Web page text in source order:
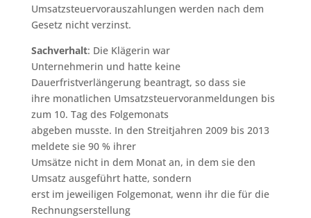
Umsatzsteuervorauszahlungen werden nach dem
Gesetz nicht verzinst.
Sachverhalt: Die Klägerin war
Unternehmerin und hatte keine
Dauerfristverlängerung beantragt, so dass sie
ihre monatlichen Umsatzsteuervoranmeldungen bis
zum 10. Tag des Folgemonats
abgeben musste. In den Streitjahren 2009 bis 2013
meldete sie 90 % ihrer
Umsätze nicht in dem Monat an, in dem sie den
Umsatz ausgeführt hatte, sondern
erst im jeweiligen Folgemonat, wenn ihr die für die
Rechnungserstellung